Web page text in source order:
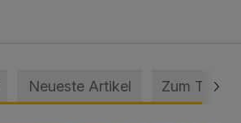
Neueste Artikel Zum Thema